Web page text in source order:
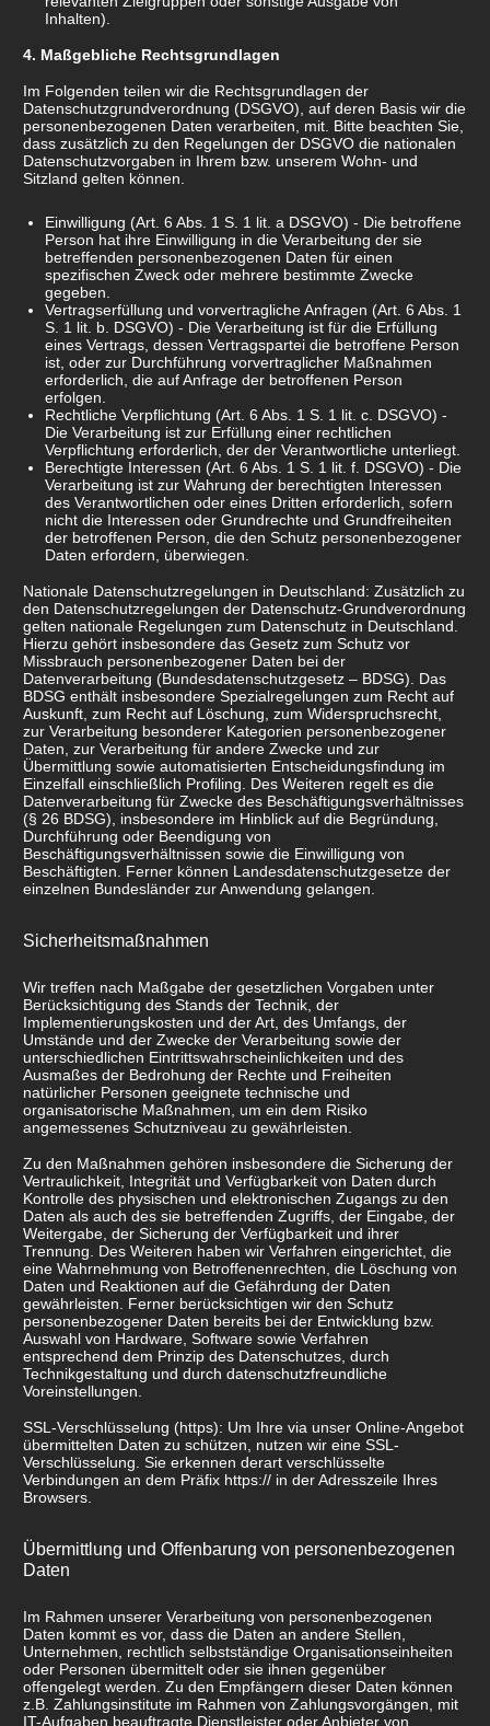
Inhalten).
Maßgebliche Rechtsgrundlagen
Im Folgenden teilen wir die Rechtsgrundlagen der
Datenschutzgrundverordnung (DSGVO), auf deren Basis wir die
personenbezogenen Daten verarbeiten, mit. Bitte beachten Sie,
dass zusätzlich zu den Regelungen der DSGVO die nationalen
Datenschutzvorgaben in Ihrem bzw. unserem Wohn- und
Sitzland gelten können.
Einwilligung (Art. 6 Abs. 1 S. 1 lit. a DSGVO) - Die betroffene
Person hat ihre Einwilligung in die Verarbeitung der sie
betreffenden personenbezogenen Daten für einen
spezifischen Zweck oder mehrere bestimmte Zwecke
gegeben.
Vertragserfüllung und vorvertragliche Anfragen (Art. 6 Abs. 1
S. 1 lit. b. DSGVO) - Die Verarbeitung ist für die Erfüllung
eines Vertrags, dessen Vertragspartei die betroffene Person
ist, oder zur Durchführung vorvertraglicher Maßnahmen
erforderlich, die auf Anfrage der betroffenen Person
erfolgen.
Rechtliche Verpflichtung (Art. 6 Abs. 1 S. 1 lit. c. DSGVO) -
Die Verarbeitung ist zur Erfüllung einer rechtlichen
Verpflichtung erforderlich, der der Verantwortliche unterliegt.
Berechtigte Interessen (Art. 6 Abs. 1 S. 1 lit. f. DSGVO) - Die
Verarbeitung ist zur Wahrung der berechtigten Interessen
des Verantwortlichen oder eines Dritten erforderlich, sofern
nicht die Interessen oder Grundrechte und Grundfreiheiten
der betroffenen Person, die den Schutz personenbezogener
Daten erfordern, überwiegen.
Nationale Datenschutzregelungen in Deutschland: Zusätzlich zu
den Datenschutzregelungen der Datenschutz-Grundverordnung
gelten nationale Regelungen zum Datenschutz in Deutschland.
Hierzu gehört insbesondere das Gesetz zum Schutz vor
Missbrauch personenbezogener Daten bei der
Datenverarbeitung (Bundesdatenschutzgesetz – BDSG). Das
BDSG enthält insbesondere Spezialregelungen zum Recht auf
Auskunft, zum Recht auf Löschung, zum Widerspruchsrecht,
zur Verarbeitung besonderer Kategorien personenbezogener
Daten, zur Verarbeitung für andere Zwecke und zur
Übermittlung sowie automatisierten Entscheidungsfindung im
Einzelfall einschließlich Profiling. Des Weiteren regelt es die
Datenverarbeitung für Zwecke des Beschäftigungsverhältnisses
(§ 26 BDSG), insbesondere im Hinblick auf die Begründung,
Durchführung oder Beendigung von
Beschäftigungsverhältnissen sowie die Einwilligung von
Beschäftigten. Ferner können Landesdatenschutzgesetze der
einzelnen Bundesländer zur Anwendung gelangen.
Sicherheitsmaßnahmen
Wir treffen nach Maßgabe der gesetzlichen Vorgaben unter
Berücksichtigung des Stands der Technik, der
Implementierungskosten und der Art, des Umfangs, der
Umstände und der Zwecke der Verarbeitung sowie der
unterschiedlichen Eintrittswahrscheinlichkeiten und des
Ausmaßes der Bedrohung der Rechte und Freiheiten
natürlicher Personen geeignete technische und
organisatorische Maßnahmen, um ein dem Risiko
angemessenes Schutzniveau zu gewährleisten.
Zu den Maßnahmen gehören insbesondere die Sicherung der
Vertraulichkeit, Integrität und Verfügbarkeit von Daten durch
Kontrolle des physischen und elektronischen Zugangs zu den
Daten als auch des sie betreffenden Zugriffs, der Eingabe, der
Weitergabe, der Sicherung der Verfügbarkeit und ihrer
Trennung. Des Weiteren haben wir Verfahren eingerichtet, die
eine Wahrnehmung von Betroffenenrechten, die Löschung von
Daten und Reaktionen auf die Gefährdung der Daten
gewährleisten. Ferner berücksichtigen wir den Schutz
personenbezogener Daten bereits bei der Entwicklung bzw.
Auswahl von Hardware, Software sowie Verfahren
entsprechend dem Prinzip des Datenschutzes, durch
Technikgestaltung und durch datenschutzfreundliche
Voreinstellungen.
SSL-Verschlüsselung (https): Um Ihre via unser Online-Angebot
übermittelten Daten zu schützen, nutzen wir eine SSL-
Verschlüsselung. Sie erkennen derart verschlüsselte
Verbindungen an dem Präfix https:// in der Adresszeile Ihres
Browsers.
Übermittlung und Offenbarung von personenbezogenen
Daten
Im Rahmen unserer Verarbeitung von personenbezogenen
Daten kommt es vor, dass die Daten an andere Stellen,
Unternehmen, rechtlich selbstständige Organisationseinheiten
oder Personen übermittelt oder sie ihnen gegenüber
offengelegt werden. Zu den Empfängern dieser Daten können
z.B. Zahlungsinstitute im Rahmen von Zahlungsvorgängen, mit
IT-Aufgaben beauftragte Dienstleister oder Anbieter von